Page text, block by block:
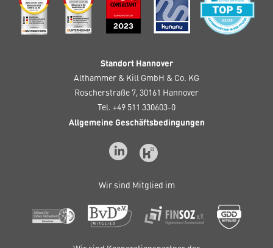
Standort Hannover
Althammer & Kill GmbH & Co. KG
Roscherstraße 7, 30161 Hannover
Tel. +49 511 330603-0
Allgemeine Geschäftsbedingungen
Wir sind Mitglied im